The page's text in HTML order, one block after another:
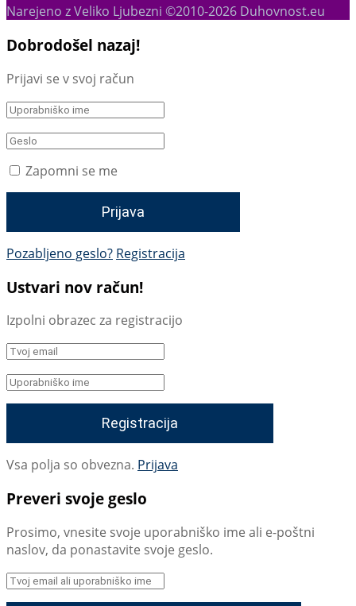
Narejeno z Veliko Ljubezni ©2010-2026 Duhovnost.eu
Dobrodošel nazaj!
Prijavi se v svoj račun
Zapomni se me
Pozabljeno geslo? Registracija
Ustvari nov račun!
Izpolni obrazec za registracijo
Vsa polja so obvezna. Prijava
Preveri svoje geslo
Prosimo, vnesite svoje uporabniško ime ali e-poštni
naslov, da ponastavite svoje geslo.